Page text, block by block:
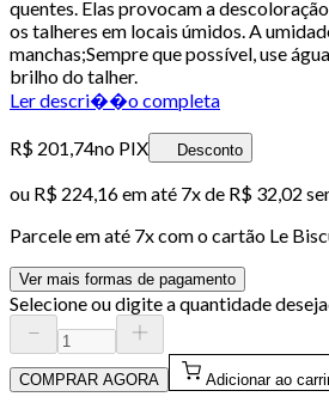
quentes. Elas provocam a
os talheres em locais úmidos. A
manchas;Sempre que possível, use
brilho do talher.
Ler descri��o completa
R$ 201,74no PIX Desconto
ou R$ 224,16em até 7x de R$ 32,02
Parcele em até 7x com o cartão Le
Ver mais formas de pagamento
Selecione ou digite a quantidade
COMPRAR AGORA Adicionar ao